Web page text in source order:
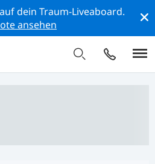
dein Traum-Liveaboard.
ansehen